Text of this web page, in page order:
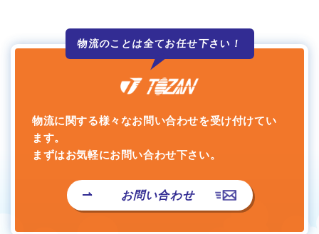
物流のことは全てお任せ下さい！
物流に関する様々なお問い合わせを受け付けてい
ます。
まずはお気軽にお問い合わせ下さい。
お問い合わせ